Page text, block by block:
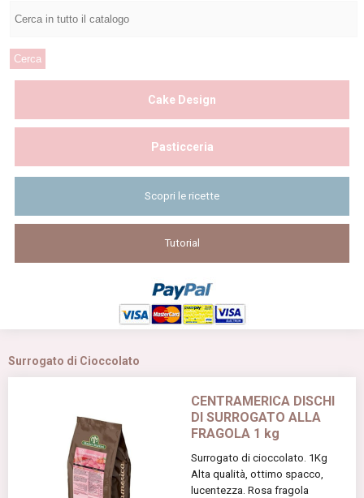
Cake Design
Pasticceria
Scopri le ricette
Tutorial
Surrogato di Cioccolato
CENTRAMERICA DISCHI
DI SURROGATO ALLA
FRAGOLA 1 kg
Surrogato di cioccolato. 1Kg
Alta qualità, ottimo spacco,
lucentezza. Rosa fragola